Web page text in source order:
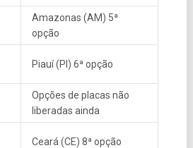
Amazonas (AM) 5ª
opção
Piauí (PI) 6ª opção
Opções de placas não
liberadas ainda
Ceará (CE) 8ª opção